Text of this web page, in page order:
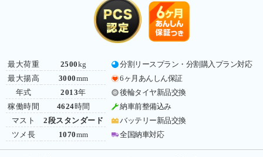
最大荷重
最大揚高
年式
稼働時間
マスト
ツメ長
2500kg
3000mm
2013年
4624時間
2段スタンダード
1070mm
分割リースプラン・分割購入プラン対応
6ヶ月あんしん保証
後輪タイヤ新品交換
納車前整備込み
バッテリー新品交換
全国納車対応